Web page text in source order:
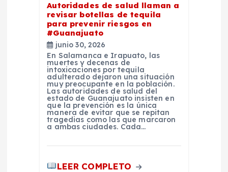
Autoridades de salud llaman a
revisar botellas de tequila
para prevenir riesgos en
#Guanajuato
junio 30, 2026
En Salamanca e Irapuato, las
muertes y decenas de
intoxicaciones por tequila
adulterado dejaron una situación
muy preocupante en la población.
Las autoridades de salud del
estado de Guanajuato insisten en
que la prevención es la única
manera de evitar que se repitan
tragedias como las que marcaron
a ambas ciudades. Cada…
LEER COMPLETO